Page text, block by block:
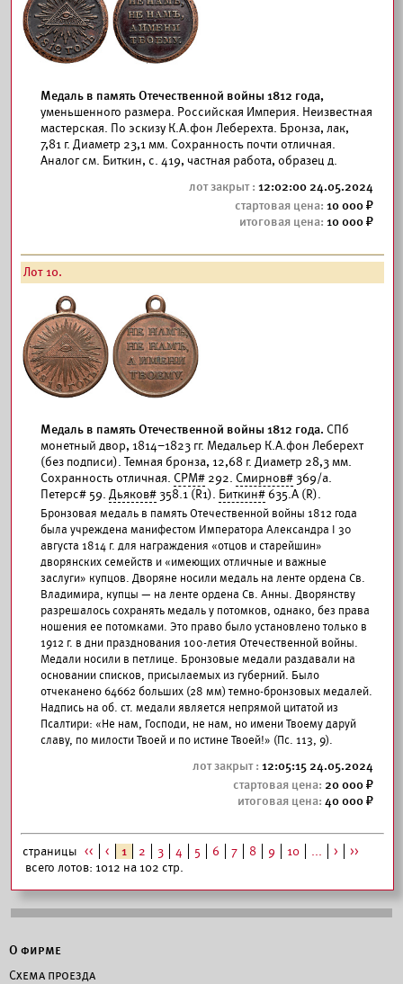
Медаль в память Отечественной войны 1812 года,
уменьшенного размера. Российская Империя. Неизвестная
мастерская. По эскизу К.А.фон Леберехта. Бронза, лак,
7,81 г. Диаметр 23,1 мм. Сохранность почти отличная.
Аналог см. Биткин, с. 419, частная работа, образец д.
12:02:00 24.05.2024
10 000
10 000
Лот 10.
Медаль в память Отечественной войны 1812 года. СПб
монетный двор, 1814–1823 гг. Медальер К.А.фон Леберехт
(без подписи). Темная бронза, 12,68 г. Диаметр 28,3 мм.
Сохранность отличная. СРМ# 292. Смирнов#369/а.
Петерс# 59. Дьяков#358.1 (R1). Биткин# 635.А (R).
Бронзовая медаль в память Отечественной войны 1812 года
была учреждена манифестом Императора Александра I 30
августа 1814 г. для награждения «отцов и старейшин»
дворянских семейств и «имеющих отличные и важные
заслуги» купцов. Дворяне носили медаль на ленте ордена Св.
Владимира, купцы — на ленте ордена Св. Анны. Дворянству
разрешалось сохранять медаль у потомков, однако, без права
ношения ее потомками. Это право было установлено только в
1912 г. в дни празднования 100-летия Отечественной войны.
Медали носили в петлице. Бронзовые медали раздавали на
основании списков, присылаемых из губерний. Было
отчеканено 64662 больших (28 мм) темно-бронзовых медалей.
Надпись на об. ст. медали является непрямой цитатой из
Псалтири: «Не нам, Господи, не нам, но имени Твоему даруй
славу, по милости Твоей и по истине Твоей!» (Пс. 113, 9).
12:05:15 24.05.2024
20 000
40 000
страницы << < 1 2 3 4 5 6 7 8 9 10 ... >
>>
всего лотов: 1012 на 102 стр.
О фирме
Схема проезда